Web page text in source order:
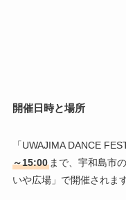
開催日時と場所
「UWAJIMA DANCE
～15:00まで、宇和島市
いや広場」で開催されます